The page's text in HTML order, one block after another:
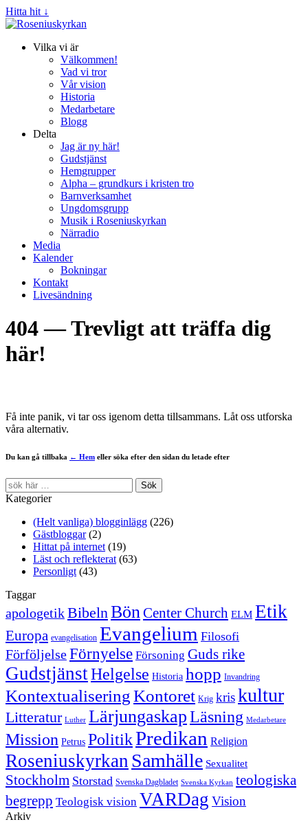
Hitta hit ↓
Vilka vi är
Välkommen!
Vad vi tror
Vår vision
Historia
Medarbetare
Blogg
Delta
Jag är ny här!
Gudstjänst
Hemgrupper
Alpha – grundkurs i kristen tro
Barnverksamhet
Ungdomsgrupp
Musik i Roseniuskyrkan
Närradio
Media
Kalender
Bokningar
Kontakt
Livesändning
404 — Trevligt att träffa dig
här!
Få inte panik, vi tar oss igenom detta tillsammans. Låt oss utforska
våra alternativ.
Du kan gå tillbaka ← Hem eller söka efter den sidan du letade efter
Kategorier
(Helt vanliga) blogginlägg (226)
Gästbloggar(2)
Hittat på internet (19)
Läst och reflekterat (63)
Personligt (43)
Taggar
apologetikBibelnBönCenter Church ELM Etik
Europa evangelisation Evangelium Filosofi
FörföljelseFörnyelse Försoning Guds rike
GudstjänstHelgelse Historia hopp Invandring
KontextualiseringKontoret Krig kriskultur
Litteratur Luther LärjungaskapLäsning Medarbetare
Mission Petrus PolitikPredikan Religion
Roseniuskyrkan Samhälle Sexualitet
Stockholm Storstad Svenska Dagbladet Svenska Kyrkan teologiska
begrepp Teologisk vision VARDag Vision
Arkiv